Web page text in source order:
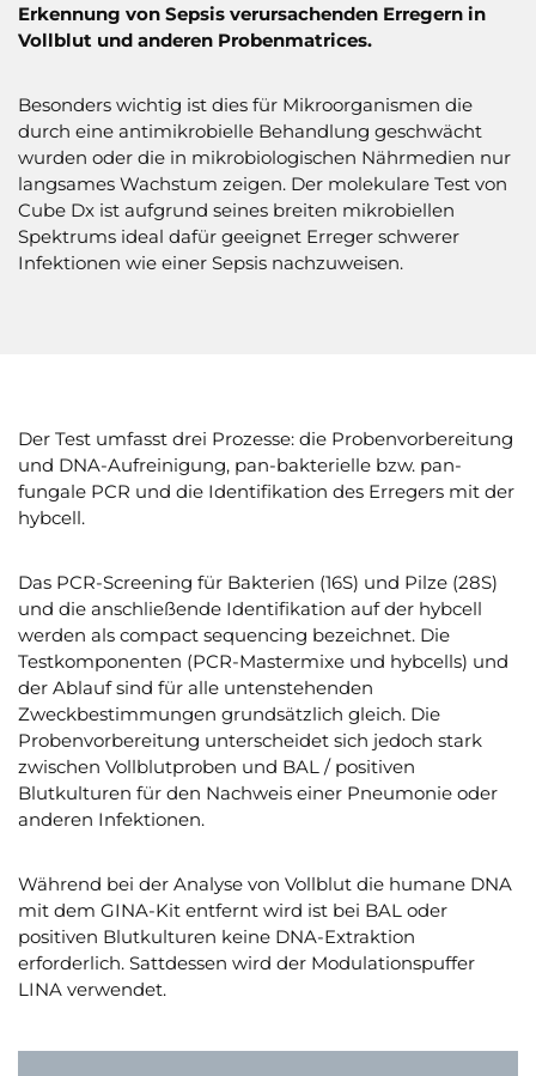
Erkennung von Sepsis verursachenden Erregern in
Vollblut und anderen Probenmatrices.
Besonders wichtig ist dies für Mikroorganismen die
durch eine antimikrobielle Behandlung geschwächt
wurden oder die in mikrobiologischen Nährmedien nur
langsames Wachstum zeigen. Der molekulare Test von
Cube Dx ist aufgrund seines breiten mikrobiellen
Spektrums ideal dafür geeignet Erreger schwerer
Infektionen wie einer Sepsis nachzuweisen.
Der Test umfasst drei Prozesse: die Probenvorbereitung
und DNA-Aufreinigung, pan-bakterielle bzw. pan-
fungale PCR und die Identifikation des Erregers mit der
hybcell.
Das PCR-Screening für Bakterien (16S) und Pilze (28S)
und die anschließende Identifikation auf der hybcell
werden als compact sequencing bezeichnet. Die
Testkomponenten (PCR-Mastermixe und hybcells) und
der Ablauf sind für alle untenstehenden
Zweckbestimmungen grundsätzlich gleich. Die
Probenvorbereitung unterscheidet sich jedoch stark
zwischen Vollblutproben und BAL / positiven
Blutkulturen für den Nachweis einer Pneumonie oder
anderen Infektionen.
Während bei der Analyse von Vollblut die humane DNA
mit dem GINA-Kit entfernt wird ist bei BAL oder
positiven Blutkulturen keine DNA-Extraktion
erforderlich. Sattdessen wird der Modulationspuffer
LINA verwendet.